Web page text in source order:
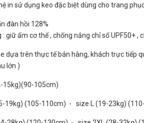
in sử dụng keo đặc biệt dùng cho trang
đàn hồi 128%
: giữ ấm cơ thể , chống nắng chỉ số UPF50+
dựa trên thực tế bán hàng, khách trực tiếp
lớn )
15kg)(90-105cm)
19kg) (105-110cm) - size L (19-23kg)